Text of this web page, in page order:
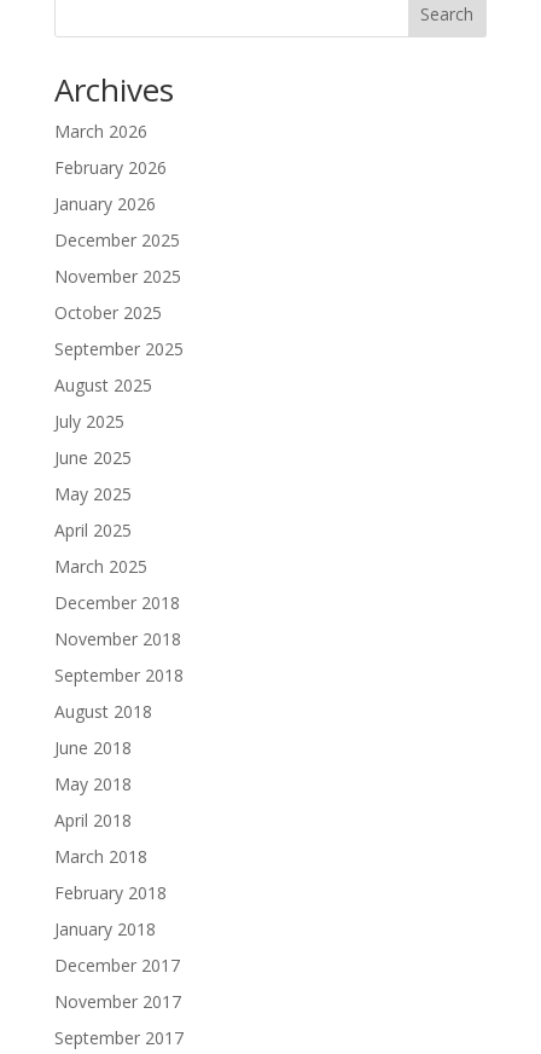
Search
Archives
March 2026
February 2026
January 2026
December 2025
November 2025
October 2025
September 2025
August 2025
July 2025
June 2025
May 2025
April 2025
March 2025
December 2018
November 2018
September 2018
August 2018
June 2018
May 2018
April 2018
March 2018
February 2018
January 2018
December 2017
November 2017
September 2017